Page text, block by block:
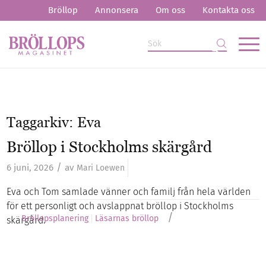
Bröllop Annonsera Om oss Kontakta oss
Taggarkiv: Eva
Bröllop i Stockholms skärgård
6 juni, 2026 / av Mari Loewen
Eva och Tom samlade vänner och familj från hela världen
för ett personligt och avslappnat bröllop i Stockholms
skärgård.
Bröllopsplanering Läsarnas bröllop /